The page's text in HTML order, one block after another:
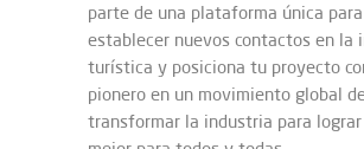
parte de una plataforma única para
establecer nuevos contactos en la
turística y posiciona tu proyecto
pionero en un movimiento global
transformar la industria para